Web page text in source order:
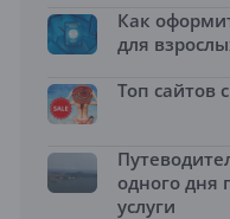
Как
для
Топ сайтов
одного дня
услуги